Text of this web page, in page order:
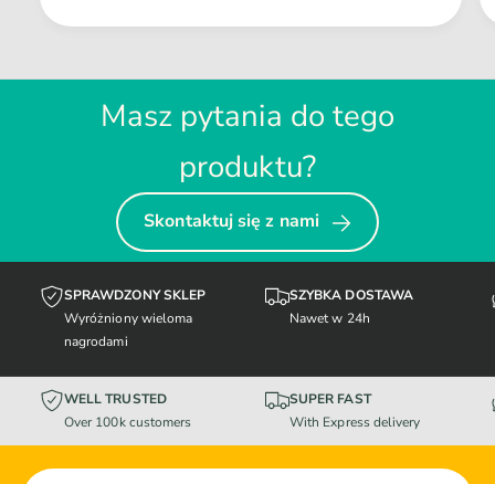
Masz pytania do tego
produktu?
Skontaktuj się z nami
SPRAWDZONY SKLEP
Wyróżniony wieloma
nagrodami
SZYBKA DOSTAWA
Nawet w 24h
WELL TRUSTED
Over 100k customers
SUPER FAST
With Express delivery